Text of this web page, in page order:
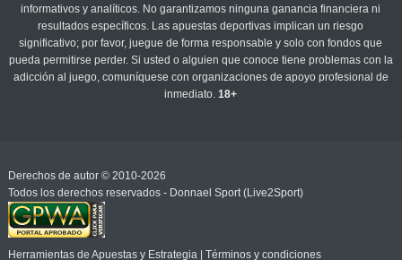
informativos y analíticos. No garantizamos ninguna ganancia financiera ni
resultados específicos. Las apuestas deportivas implican un riesgo
significativo; por favor, juegue de forma responsable y solo con fondos que
pueda permitirse perder. Si usted o alguien que conoce tiene problemas con la
adicción al juego, comuníquese con organizaciones de apoyo profesional de
inmediato.18+
Derechos de autor © 2010-2026
Todos los derechos reservados - Donnael Sport (Live2Sport)
Herramientas de Apuestas y Estrategia| Términos y condiciones